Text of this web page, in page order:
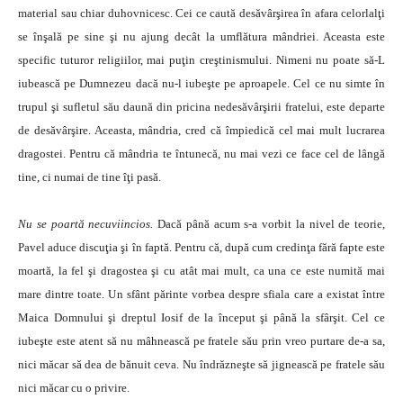
material sau chiar duhovnicesc. Cei ce caută desăvârşirea în afara celorlalţi
se înşală pe sine şi nu ajung decât la umflătura mândriei. Aceasta este
specific tuturor religiilor, mai puţin creştinismului. Nimeni nu poate să-L
iubească pe Dumnezeu dacă nu-l iubeşte pe aproapele. Cel ce nu simte în
trupul şi sufletul său daună din pricina nedesăvârşirii fratelui, este departe
de desăvârşire. Aceasta, mândria, cred că împiedică cel mai mult lucrarea
dragostei. Pentru că mândria te întunecă, nu mai vezi ce face cel de lângă
tine, ci numai de tine îţi pasă.
Nu se poartă necuviincios. Dacă până acum s-a vorbit la nivel de teorie,
Pavel aduce discuţia şi în faptă. Pentru că, după cum credinţa fără fapte este
moartă, la fel şi dragostea şi cu atât mai mult, ca una ce este numită mai
mare dintre toate. Un sfânt părinte vorbea despre sfiala care a existat între
Maica Domnului şi dreptul Iosif de la început şi până la sfârşit. Cel ce
iubeşte este atent să nu mâhnească pe fratele său prin vreo purtare de-a sa,
nici măcar să dea de bănuit ceva. Nu îndrăzneşte să jignească pe fratele său
nici măcar cu o privire.